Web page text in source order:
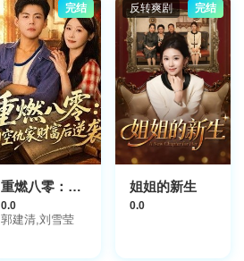
完结
重燃八零：掏空仇家财富后逆袭
0.0
郭建清,刘雪莹
反转爽剧 完结
姐姐的新生
0.0